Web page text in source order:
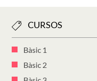
CURSOS
Bàsic 1
Bàsic 2